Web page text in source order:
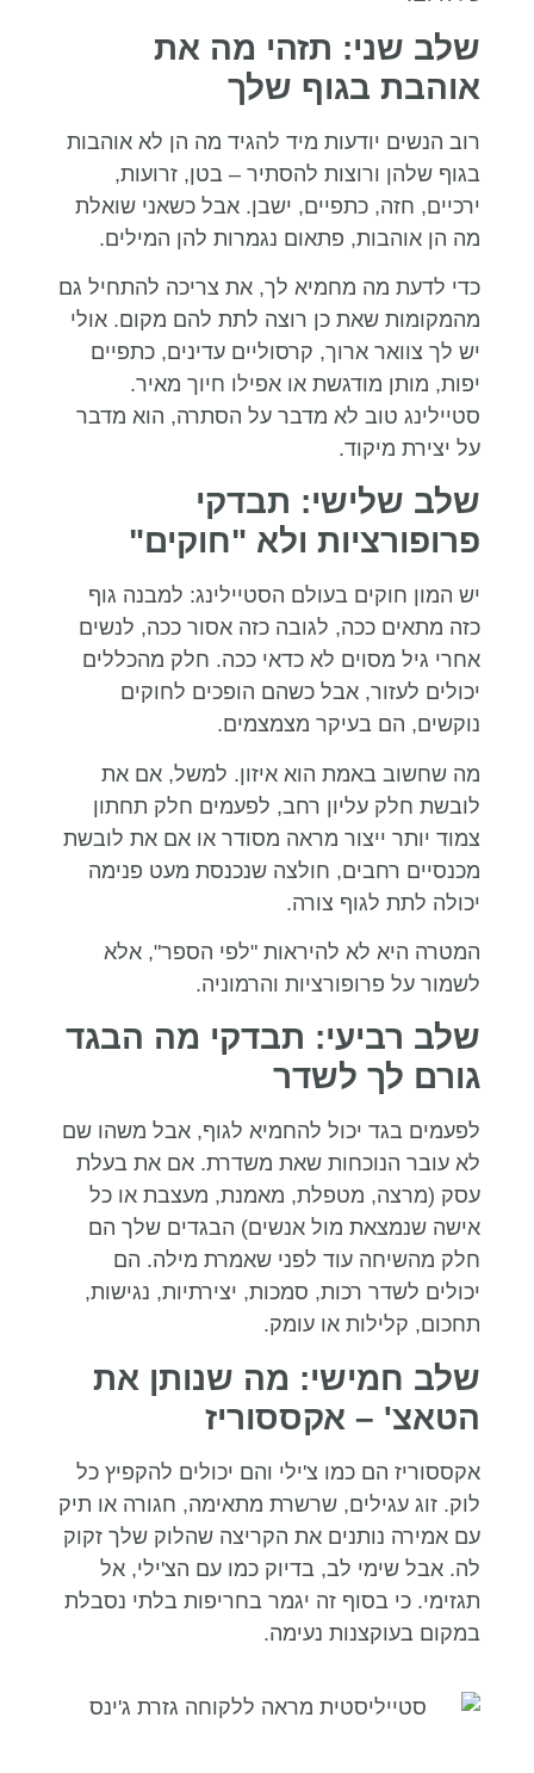
שלב שני: תזהי מה את
אוהבת בגוף שלך
רוב הנשים יודעות מיד להגיד מה הן לא אוהבות
בגוף שלהן ורוצות להסתיר – בטן, זרועות,
ירכיים, חזה, כתפיים, ישבן. אבל כשאני שואלת
מה הן אוהבות, פתאום נגמרות להן המילים.
כדי לדעת מה מחמיא לך, את צריכה להתחיל גם
מהמקומות שאת כן רוצה לתת להם מקום. אולי
יש לך צוואר ארוך, קרסוליים עדינים, כתפיים
יפות, מותן מודגשת או אפילו חיוך מאיר.
סטיילינג טוב לא מדבר על הסתרה, הוא מדבר
על יצירת מיקוד.
שלב שלישי: תבדקי
פרופורציות ולא "חוקים"
יש המון חוקים בעולם הסטיילינג: למבנה גוף
כזה מתאים ככה, לגובה כזה אסור ככה, לנשים
אחרי גיל מסוים לא כדאי ככה. חלק מהכללים
יכולים לעזור, אבל כשהם הופכים לחוקים
נוקשים, הם בעיקר מצמצמים.
מה שחשוב באמת הוא איזון. למשל, אם את
לובשת חלק עליון רחב, לפעמים חלק תחתון
צמוד יותר ייצור מראה מסודר או אם את לובשת
מכנסיים רחבים, חולצה שנכנסת מעט פנימה
יכולה לתת לגוף צורה.
המטרה היא לא להיראות "לפי הספר", אלא
לשמור על פרופורציות והרמוניה.
שלב רביעי: תבדקי מה הבגד
גורם לך לשדר
לפעמים בגד יכול להחמיא לגוף, אבל משהו שם
לא עובר הנוכחות שאת משדרת. אם את בעלת
עסק (מרצה, מטפלת, מאמנת, מעצבת או כל
אישה שנמצאת מול אנשים) הבגדים שלך הם
חלק מהשיחה עוד לפני שאמרת מילה. הם
יכולים לשדר רכות, סמכות, יצירתיות, נגישות,
תחכום, קלילות או עומק.
שלב חמישי: מה שנותן את
הטאצ' – אקססוריז
אקססוריז הם כמו צ'ילי והם יכולים להקפיץ כל
לוק. זוג עגילים, שרשרת מתאימה, חגורה או תיק
עם אמירה נותנים את הקריצה שהלוק שלך זקוק
לה. אבל שימי לב, בדיוק כמו עם הצ'ילי, אל
תגזימי. כי בסוף זה יגמר בחריפות בלתי נסבלת
במקום בעוקצנות נעימה.